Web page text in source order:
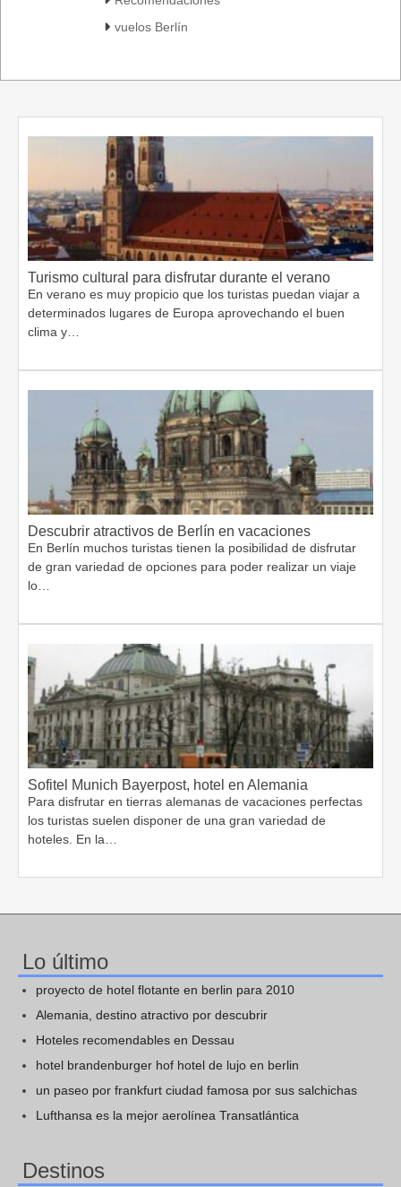
vuelos Berlín
Turismo cultural para disfrutar durante el verano
En verano es muy propicio que los turistas puedan viajar a
determinados lugares de Europa aprovechando el buen
clima y…
Descubrir atractivos de Berlín en vacaciones
En Berlín muchos turistas tienen la posibilidad de disfrutar
de gran variedad de opciones para poder realizar un viaje
lo…
Sofitel Munich Bayerpost, hotel en Alemania
Para disfrutar en tierras alemanas de vacaciones perfectas
los turistas suelen disponer de una gran variedad de
hoteles. En la…
Lo último
proyecto de hotel flotante en berlin para 2010
Alemania, destino atractivo por descubrir
Hoteles recomendables en Dessau
hotel brandenburger hof hotel de lujo en berlin
un paseo por frankfurt ciudad famosa por sus salchichas
Lufthansa es la mejor aerolínea Transatlántica
Destinos